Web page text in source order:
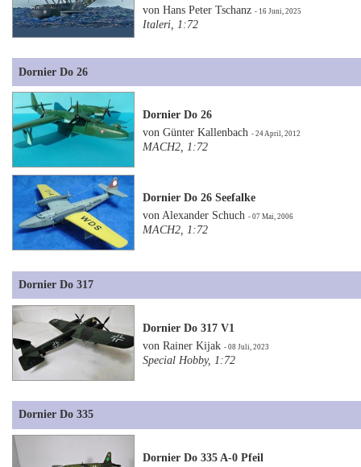
von Hans Peter Tschanz- 16 Juni, 2025
Italeri, 1:72
Dornier Do 26
Dornier Do 26
von Günter Kallenbach- 24 April, 2012
MACH2, 1:72
Dornier Do 26 Seefalke
von Alexander Schuch- 07 Mai, 2006
MACH2, 1:72
Dornier Do 317
Dornier Do 317 V1
von Rainer Kijak- 08 Juli, 2023
Special Hobby, 1:72
Dornier Do 335
Dornier Do 335 A-0 Pfeil